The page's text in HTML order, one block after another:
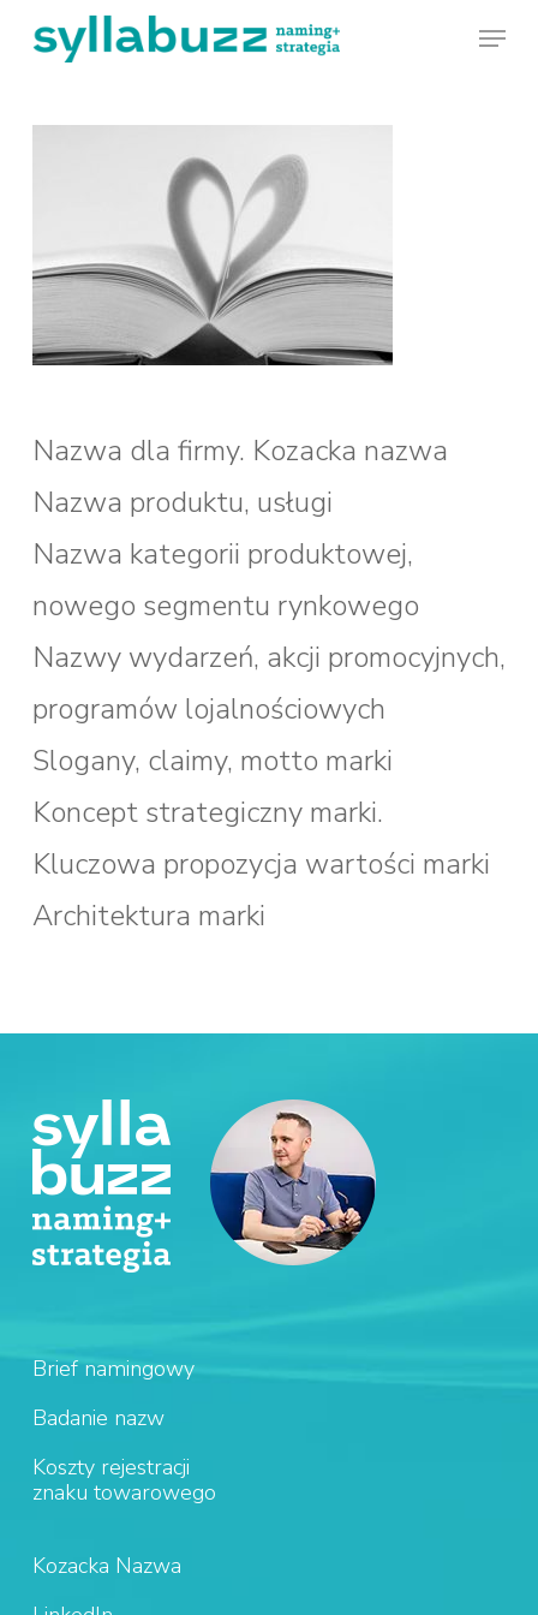
Skip
main
Menu
Nazwa dla firmy. Kozacka nazwa
Nazwa produktu, usługi
Nazwa kategorii produktowej,
nowego segmentu rynkowego
Nazwy wydarzeń, akcji promocyjnych,
programów lojalnościowych
Slogany, claimy, motto marki
Koncept strategiczny marki.
Kluczowa propozycja wartości marki
Architektura marki
Brief namingowy
Badanie nazw
Koszty rejestracji
znaku towarowego
Kozacka Nazwa